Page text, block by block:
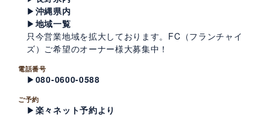
▶ 沖縄県内
▶ 地域一覧
只今営業地域を拡大しております。FC（フランチャイ
ズ）ご希望のオーナー様大募集中！
電話番号
▶ 080-0600-0588
ご予約
▶ 楽々ネット予約より